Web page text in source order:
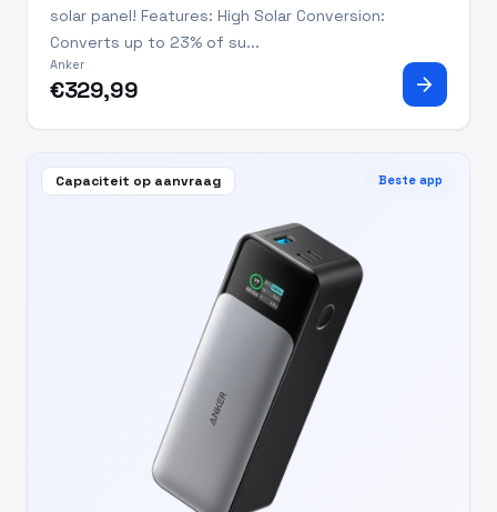
solar panel! Features: High Solar Conversion:
Converts up to 23% of su...
Anker
€329,99 arrow_forward
Capaciteit op aanvraag Beste app